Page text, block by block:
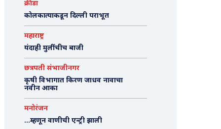
क्रीडा
कोलकात्याकडून दिल्ली पराभूत
महाराष्ट्र
यंदाही मुलींचीच बाजी
छत्रपती संभाजीनगर
कृषी विभागात किरण जाधव नावाचा
नवीन आका
मनोरंजन
…म्हणून वाणीची एन्ट्री झाली